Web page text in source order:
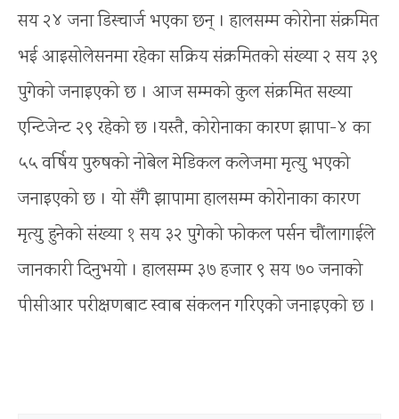
सय २४ जना डिस्चार्ज भएका छन् । हालसम्म कोरोना संक्रमित
भई आइसोलेसनमा रहेका सक्रिय संक्रमितको संख्या २ सय ३९
पुगेको जनाइएको छ । आज सम्मको कुल संक्रमित सख्या
एन्टिजेन्ट २९ रहेको छ ।यस्तै, कोरोनाका कारण झापा-४ का
५५ वर्षिय पुरुषको नोबेल मेडिकल कलेजमा मृत्यु भएको
जनाइएको छ । यो सँगै झापामा हालसम्म कोरोनाका कारण
मृत्यु हुनेको संख्या १ सय ३२ पुगेको फोकल पर्सन चौंलागाईले
जानकारी दिनुभयो । हालसम्म ३७ हजार ९ सय ७० जनाको
पीसीआर परीक्षणबाट स्वाब संकलन गरिएको जनाइएको छ ।